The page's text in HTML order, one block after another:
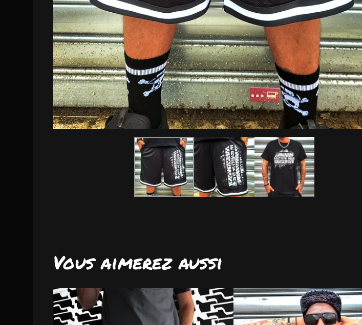
Vous aimerez aussi
DISPO DISPO